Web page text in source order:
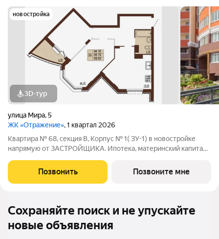
новостройка
3D-тур
улица Мира,5
ЖК «Отражение», 1 квартал 2026
Квартира № 68, секция В, Корпус № 1( ЗУ-1) в новостройке
напрямую от ЗАСТРОЙЩИКА. Ипотека, материнский капитал,
отделки. - - Жилой комплекс "Отражение" - это четыре 17-
этажных дома класса
Позвонить Позвоните мне
Сохраняйте поиск и не упускайте
новые объявления